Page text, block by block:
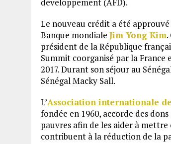
Le nouveau crédit a été
Banque mondiale Jim Yong Kim
président de la République
Summit coorganisé par la France
2017. Durant son séjour au
Sénégal Macky Sall.
L’Association internationale
fondée en 1960, accorde des
pauvres afin de les aider à
contribuent à la réduction de la